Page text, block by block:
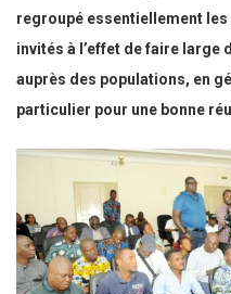
regroupé essentiellement
invités à l’effet de faire
auprès des populations, en
particulier pour une bonne